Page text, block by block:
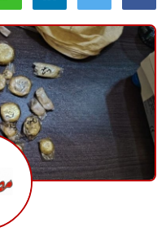
منوعات
حوادث وقضايا
عالمية